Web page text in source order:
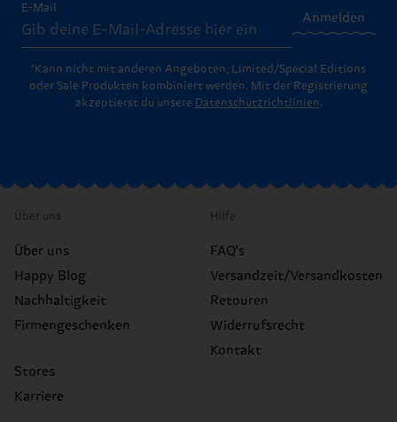
E-Mail
Anmelden
*Kann nicht mit anderen Angeboten, Limited/Special Editions
oder Sale Produkten kombiniert werden. Mit der Registrierung
akzeptierst du unsere Datenschutzrichtlinien.
Über uns
Über uns
Happy Blog
Nachhaltigkeit
Firmengeschenken
Stores
Karriere
Hilfe
FAQ's
Versandzeit/Versandkosten
Retouren
Widerrufsrecht
Kontakt